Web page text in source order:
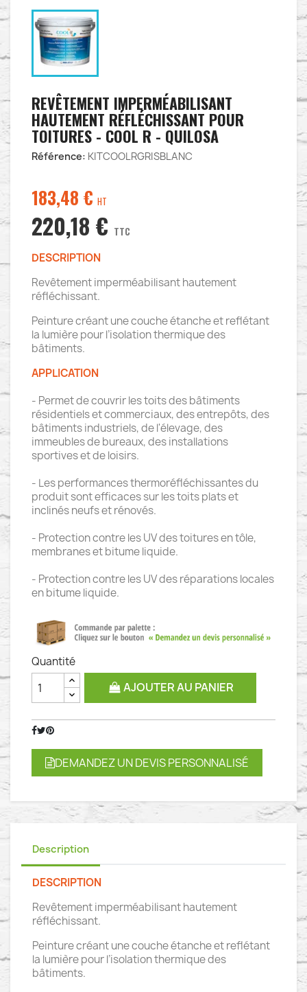
REVÊTEMENT IMPERMÉABILISANT
HAUTEMENT RÉFLÉCHISSANT POUR
TOITURES - COOL R - QUILOSA
Référence: KITCOOLRGRISBLANC
183,48 € HT
220,18 € TTC
DESCRIPTION
Revêtement imperméabilisant hautement
réfléchissant.
Peinture créant une couche étanche et reflétant
la lumière pour l’isolation thermique des
bâtiments.
APPLICATION
- Permet de couvrir les toits des bâtiments
résidentiels et commerciaux, des entrepôts, des
bâtiments industriels, de l'élevage, des
immeubles de bureaux, des installations
sportives et de loisirs.
- Les performances thermoréfléchissantes du
produit sont efficaces sur les toits plats et
inclinés neufs et rénovés.
- Protection contre les UV des toitures en tôle,
membranes et bitume liquide.
- Protection contre les UV des réparations locales
en bitume liquide.
Quantité
AJOUTER AU PANIER
DEMANDEZ UN DEVIS PERSONNALISÉ
Description
DESCRIPTION
Revêtement imperméabilisant hautement
réfléchissant.
Peinture créant une couche étanche et reflétant
la lumière pour l’isolation thermique des
bâtiments.